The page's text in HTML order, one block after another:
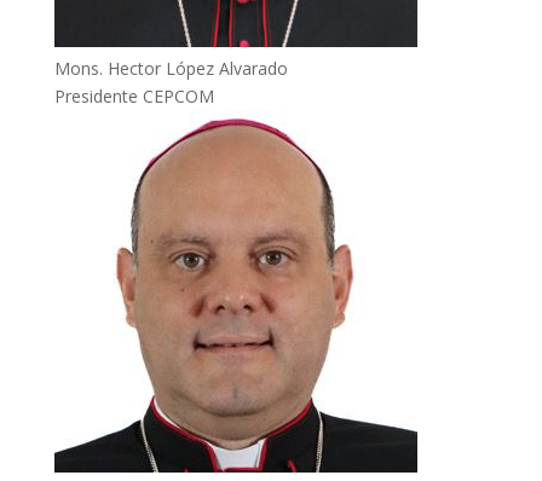
Mons. Hector López Alvarado
Presidente CEPCOM